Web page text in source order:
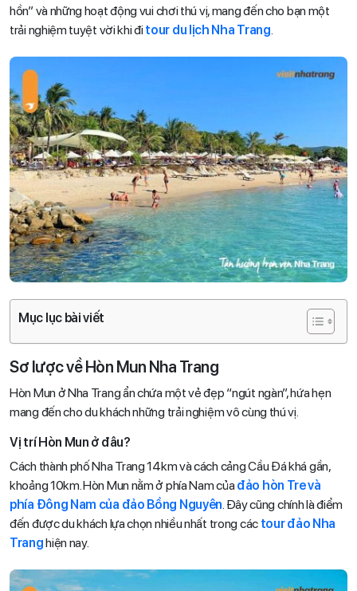
hồn” và những hoạt động vui chơi thú vị, mang đến cho bạn một
trải nghiệm tuyệt vời khi đitour du lịch Nha Trang.
Mục lục bài viết
Sơ lược về Hòn Mun Nha Trang
Hòn Mun ở Nha Trang ẩn chứa một vẻ đẹp “ngút ngàn”, hứa hẹn
mang đến cho du khách những trải nghiệm vô cùng thú vị.
Vị trí Hòn Mun ở đâu?
Cách thành phố Nha Trang 14km và cách cảng Cầu Đá khá gần,
khoảng 10km. Hòn Mun nằm ở phía Nam của đảo hòn Tre và
phía Đông Nam của đảo Bồng Nguyên . Đây cũng chính là điểm
đến được du khách lựa chọn nhiều nhất trong các tour đảo Nha
Tranghiện nay.